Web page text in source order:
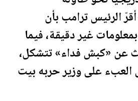
الرئيسترامببأن
غير دقيقة، فيما
عن «كبش فداء» تتشكل،
العبء على وزير حربه بيت